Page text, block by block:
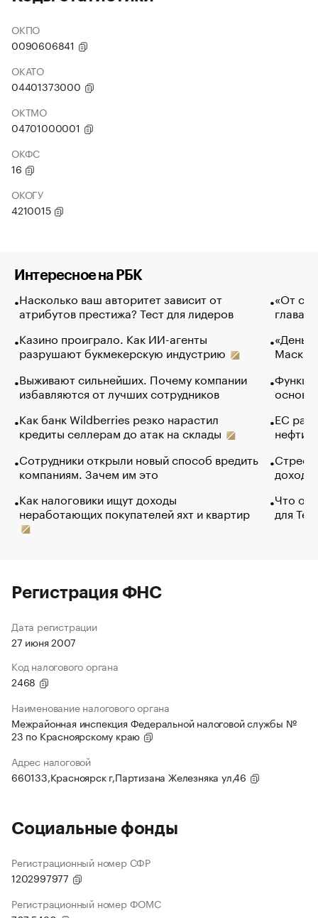
ОКПО
0090606841
ОКАТО
04401373000
ОКТМО
04701000001
ОКФС
16
ОКОГУ
4210015
Интересное на РБК
Насколько ваш авторитет зависит от
атрибутов престижа? Тест для лидеров
Казино проиграло. Как ИИ-агенты
разрушают букмекерскую индустрию
Выживают сильнейших. Почему компании
избавляются от лучших сотрудников
Как банк Wildberries резко нарастил
кредиты селлерам до атак на склады
Сотрудники открыли новый способ вредить
компаниям. Зачем им это
Как налоговики ищут доходы
неработающих покупателей яхт и квартир
«От
глава
Маск в
основ
ЕС
нефти
Что
для
Регистрация ФНС
Дата регистрации
27 июня 2007
Код налогового органа
2468
Наименование налогового органа
Межрайонная инспекция Федеральной налоговой службы №
23 по Красноярскому краю
Адрес налоговой
660133,Красноярск г,Партизана Железняка ул,46
Социальные фонды
Регистрационный номер СФР
1202997977
Регистрационный номер ФОМС